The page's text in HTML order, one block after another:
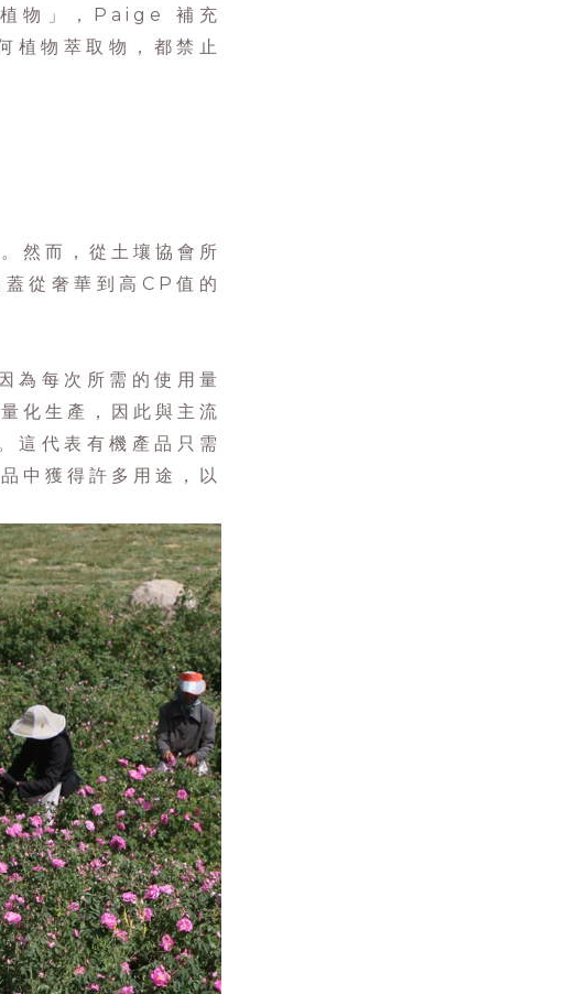
物」，Paige 補充
植物萃取物，都禁止
然而，從土壤協會所
從奢華到高CP值的
為每次所需的使用量
化生產，因此與主流
這代表有機產品只需
中獲得許多用途，以